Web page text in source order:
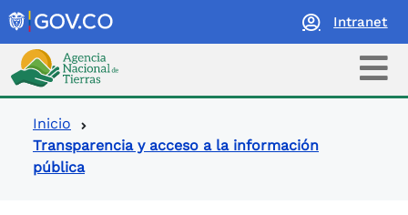
Intranet
Logo Agencia Nacional de Tierras
Ruta de navegación
Inicio
Transparencia y acceso a la información
pública